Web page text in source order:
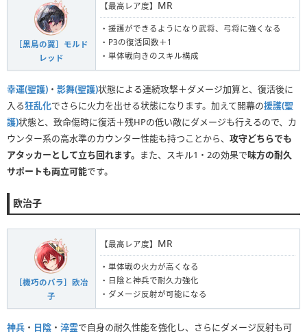
［黒鳥の翼］モルド
レッド
【最高レア度】 MR
・援護ができるようになり武将、弓将に強くなる
・P3の復活回数＋1
・単体戦向きのスキル構成
幸運(聖護) ・ 影舞(聖護)状態による連続攻撃＋ダメージ加算と、復活後に
入る狂乱化でさらに火力を出せる状態になります。加えて開幕の援護(聖
護)状態と、致命傷時に復活＋残HPの低い敵にダメージも行えるので、カ
ウンター系の高水準のカウンター性能も持つことから、 攻守どちらでも
アタッカーとして立ち回れます。 また、スキル1・2の効果で味方の耐久
サポートも両立可能です。
欧治子
［機巧のバラ］欧冶
子
【最高レア度】 MR
・単体戦の火力が高くなる
・日陰と神兵で耐久力強化
・ダメージ反射が可能になる
神兵 ・ 日陰 ・ 淬霊で自身の耐久性能を強化し、さらにダメージ反射も可